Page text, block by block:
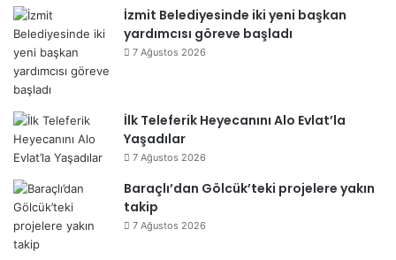
İzmit Belediyesinde iki yeni başkan
yardımcısı göreve başladı
7 Ağustos 2026
İlk Teleferik Heyecanını Alo Evlat’la
Yaşadılar
7 Ağustos 2026
Baraçlı’dan Gölcük’teki projelere yakın
takip
7 Ağustos 2026